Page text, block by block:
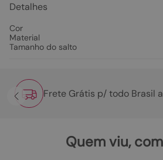
Detalhes
Cor
Material
Tamanho do salto
Frete Grátis p/ todo Brasil
Quem viu,